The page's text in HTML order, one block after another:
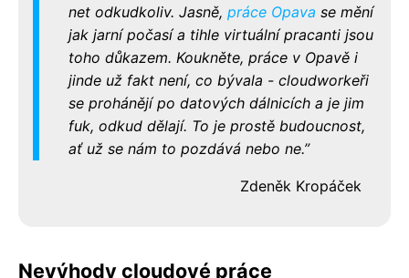
net odkudkoliv. Jasně, práce Opava se mění
jak jarní počasí a tihle virtuální pracanti jsou
toho důkazem. Koukněte, práce v Opavě i
jinde už fakt není, co bývala - cloudworkeři
se prohánějí po datových dálnicích a je jim
fuk, odkud dělají. To je prostě budoucnost,
ať už se nám to pozdává nebo ne.
Zdeněk Kropáček
Nevýhody cloudové práce